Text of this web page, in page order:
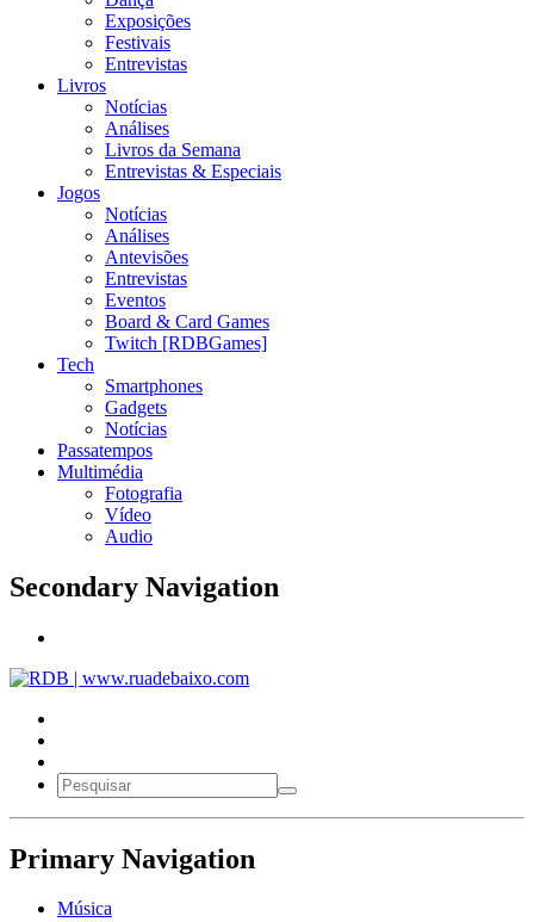
Exposições
Festivais
Entrevistas
Livros
Notícias
Análises
Livros da Semana
Entrevistas & Especiais
Jogos
Notícias
Análises
Antevisões
Entrevistas
Eventos
Board & Card Games
Twitch [RDBGames]
Tech
Smartphones
Gadgets
Notícias
Passatempos
Multimédia
Fotografia
Vídeo
Audio
Secondary Navigation
Primary Navigation
Música